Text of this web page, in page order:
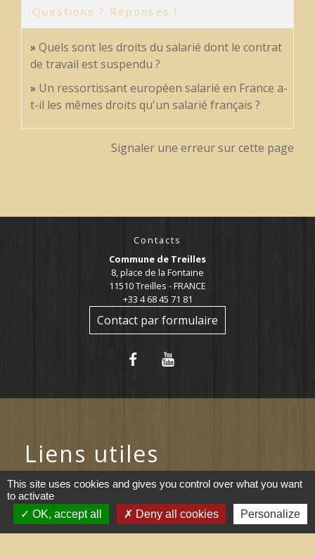
Questions ? Réponses !
Quels sont les droits du salarié dont le contrat
de travail est suspendu ?
Un ressortissant européen salarié en France a-
t-il les mêmes droits qu'un salarié français ?
Signaler une erreur sur cette page
Contacts
Commune de Treilles
8, place de la Fontaine
11510 Treilles - FRANCE
+33 4 68 45 71 81
Contact par formulaire
Liens utiles
Portail du gouvernement
Maison du travail saisonnier
(Grand Narbonne)
This site uses cookies and gives you control over what you want
to activate
OK, accept all
Deny all cookies Personalize